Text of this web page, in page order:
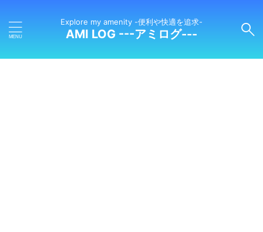
Explore my amenity -便利や快適を追求-
AMI LOG ---アミログ---